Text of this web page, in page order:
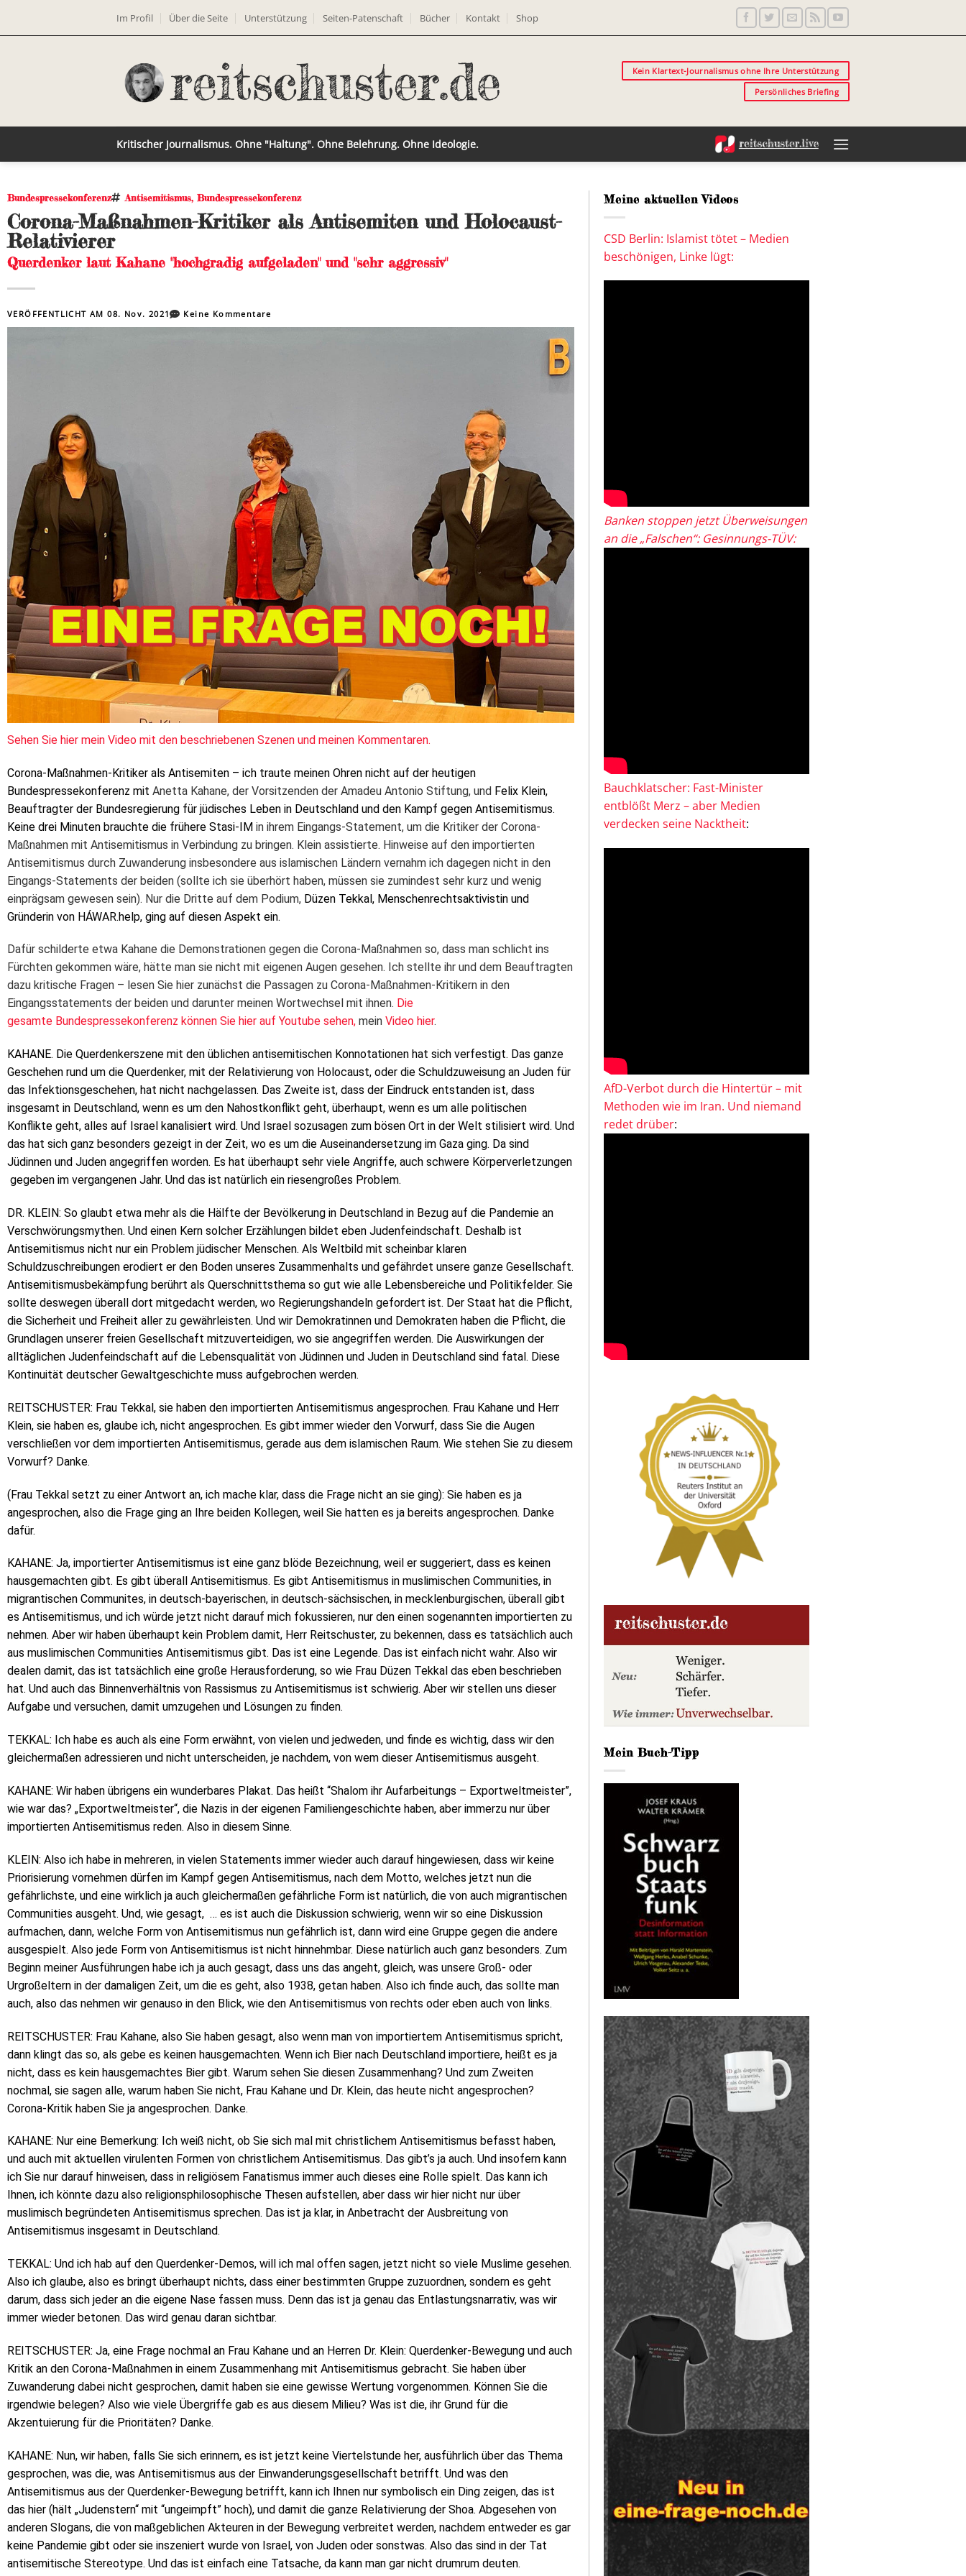
Im Profil Über die Seite Unterstützung Seiten-Patenschaft Bücher Kontakt Shop
Kein Klartext-Journalismus ohne Ihre Unterstützung
Persönliches Briefing
Kritischer Journalismus. Ohne "Haltung". Ohne Belehrung. Ohne Ideologie.
Bundespressekonferenz Antisemitismus, Bundespressekonferenz
Corona-Maßnahmen-Kritiker als Antisemiten und Holocaust-
Relativierer
Querdenker laut Kahane "hochgradig aufgeladen" und "sehr aggressiv"
VERÖFFENTLICHT AM08. Nov. 2021 Keine Kommentare
Sehen Sie hier mein Video mit den beschriebenen Szenen und meinen Kommentaren.
Corona-Maßnahmen-Kritiker als Antisemiten – ich traute meinen Ohren nicht auf der heutigen
Bundespressekonferenz mit Anetta Kahane, der Vorsitzenden der Amadeu Antonio Stiftung, und Felix Klein,
Beauftragter der Bundesregierung für jüdisches Leben in Deutschland und den Kampf gegen Antisemitismus.
Keine drei Minuten brauchte die frühere Stasi-IM in ihrem Eingangs-Statement, um die Kritiker der Corona-
Maßnahmen mit Antisemitismus in Verbindung zu bringen. Klein assistierte. Hinweise auf den importierten
Antisemitismus durch Zuwanderung insbesondere aus islamischen Ländern vernahm ich dagegen nicht in den
Eingangs-Statements der beiden (sollte ich sie überhört haben, müssen sie zumindest sehr kurz und wenig
einprägsam gewesen sein). Nur die Dritte auf dem Podium, Düzen Tekkal, Menschenrechtsaktivistin und
Gründerin von HÁWAR.help, ging auf diesen Aspekt ein.
Dafür schilderte etwa Kahane die Demonstrationen gegen die Corona-Maßnahmen so, dass man schlicht ins
Fürchten gekommen wäre, hätte man sie nicht mit eigenen Augen gesehen. Ich stellte ihr und dem Beauftragten
dazu kritische Fragen – lesen Sie hier zunächst die Passagen zu Corona-Maßnahmen-Kritikern in den
Eingangsstatements der beiden und darunter meinen Wortwechsel mit ihnen. Die
gesamte Bundespressekonferenz können Sie hier auf Youtube sehen, mein Video hier.
KAHANE. Die Querdenkerszene mit den üblichen antisemitischen Konnotationen hat sich verfestigt. Das ganze
Geschehen rund um die Querdenker, mit der Relativierung von Holocaust, oder die Schuldzuweisung an Juden für
das Infektionsgeschehen, hat nicht nachgelassen. Das Zweite ist, dass der Eindruck entstanden ist, dass
insgesamt in Deutschland, wenn es um den Nahostkonflikt geht, überhaupt, wenn es um alle politischen
Konflikte geht, alles auf Israel kanalisiert wird. Und Israel sozusagen zum bösen Ort in der Welt stilisiert wird. Und
das hat sich ganz besonders gezeigt in der Zeit, wo es um die Auseinandersetzung im Gaza ging. Da sind
Jüdinnen und Juden angegriffen worden. Es hat überhaupt sehr viele Angriffe, auch schwere Körperverletzungen
gegeben im vergangenen Jahr. Und das ist natürlich ein riesengroßes Problem.
DR. KLEIN: So glaubt etwa mehr als die Hälfte der Bevölkerung in Deutschland in Bezug auf die Pandemie an
Verschwörungsmythen. Und einen Kern solcher Erzählungen bildet eben Judenfeindschaft. Deshalb ist
Antisemitismus nicht nur ein Problem jüdischer Menschen. Als Weltbild mit scheinbar klaren
Schuldzuschreibungen erodiert er den Boden unseres Zusammenhalts und gefährdet unsere ganze Gesellschaft.
Antisemitismusbekämpfung berührt als Querschnittsthema so gut wie alle Lebensbereiche und Politikfelder. Sie
sollte deswegen überall dort mitgedacht werden, wo Regierungshandeln gefordert ist. Der Staat hat die Pflicht,
die Sicherheit und Freiheit aller zu gewährleisten. Und wir Demokratinnen und Demokraten haben die Pflicht, die
Grundlagen unserer freien Gesellschaft mitzuverteidigen, wo sie angegriffen werden. Die Auswirkungen der
alltäglichen Judenfeindschaft auf die Lebensqualität von Jüdinnen und Juden in Deutschland sind fatal. Diese
Kontinuität deutscher Gewaltgeschichte muss aufgebrochen werden.
REITSCHUSTER: Frau Tekkal, sie haben den importierten Antisemitismus angesprochen. Frau Kahane und Herr
Klein, sie haben es, glaube ich, nicht angesprochen. Es gibt immer wieder den Vorwurf, dass Sie die Augen
verschließen vor dem importierten Antisemitismus, gerade aus dem islamischen Raum. Wie stehen Sie zu diesem
Vorwurf? Danke.
(Frau Tekkal setzt zu einer Antwort an, ich mache klar, dass die Frage nicht an sie ging): Sie haben es ja
angesprochen, also die Frage ging an Ihre beiden Kollegen, weil Sie hatten es ja bereits angesprochen. Danke
dafür.
KAHANE: Ja, importierter Antisemitismus ist eine ganz blöde Bezeichnung, weil er suggeriert, dass es keinen
hausgemachten gibt. Es gibt überall Antisemitismus. Es gibt Antisemitismus in muslimischen Communities, in
migrantischen Communites, in deutsch-bayerischen, in deutsch-sächsischen, in mecklenburgischen, überall gibt
es Antisemitismus, und ich würde jetzt nicht darauf mich fokussieren, nur den einen sogenannten importierten zu
nehmen. Aber wir haben überhaupt kein Problem damit, Herr Reitschuster, zu bekennen, dass es tatsächlich auch
aus muslimischen Communities Antisemitismus gibt. Das ist eine Legende. Das ist einfach nicht wahr. Also wir
dealen damit, das ist tatsächlich eine große Herausforderung, so wie Frau Düzen Tekkal das eben beschrieben
hat. Und auch das Binnenverhältnis von Rassismus zu Antisemitismus ist schwierig. Aber wir stellen uns dieser
Aufgabe und versuchen, damit umzugehen und Lösungen zu finden.
TEKKAL: Ich habe es auch als eine Form erwähnt, von vielen und jedweden, und finde es wichtig, dass wir den
gleichermaßen adressieren und nicht unterscheiden, je nachdem, von wem dieser Antisemitismus ausgeht.
KAHANE: Wir haben übrigens ein wunderbares Plakat. Das heißt “Shalom ihr Aufarbeitungs – Exportweltmeister”,
wie war das? „Exportweltmeister“, die Nazis in der eigenen Familiengeschichte haben, aber immerzu nur über
importierten Antisemitismus reden. Also in diesem Sinne.
KLEIN: Also ich habe in mehreren, in vielen Statements immer wieder auch darauf hingewiesen, dass wir keine
Priorisierung vornehmen dürfen im Kampf gegen Antisemitismus, nach dem Motto, welches jetzt nun die
gefährlichste, und eine wirklich ja auch gleichermaßen gefährliche Form ist natürlich, die von auch migrantischen
Communities ausgeht. Und, wie gesagt, … es ist auch die Diskussion schwierig, wenn wir so eine Diskussion
aufmachen, dann, welche Form von Antisemitismus nun gefährlich ist, dann wird eine Gruppe gegen die andere
ausgespielt. Also jede Form von Antisemitismus ist nicht hinnehmbar. Diese natürlich auch ganz besonders. Zum
Beginn meiner Ausführungen habe ich ja auch gesagt, dass uns das angeht, gleich, was unsere Groß- oder
Urgroßeltern in der damaligen Zeit, um die es geht, also 1938, getan haben. Also ich finde auch, das sollte man
auch, also das nehmen wir genauso in den Blick, wie den Antisemitismus von rechts oder eben auch von links.
REITSCHUSTER: Frau Kahane, also Sie haben gesagt, also wenn man von importiertem Antisemitismus spricht,
dann klingt das so, als gebe es keinen hausgemachten. Wenn ich Bier nach Deutschland importiere, heißt es ja
nicht, dass es kein hausgemachtes Bier gibt. Warum sehen Sie diesen Zusammenhang? Und zum Zweiten
nochmal, sie sagen alle, warum haben Sie nicht, Frau Kahane und Dr. Klein, das heute nicht angesprochen?
Corona-Kritik haben Sie ja angesprochen. Danke.
KAHANE: Nur eine Bemerkung: Ich weiß nicht, ob Sie sich mal mit christlichem Antisemitismus befasst haben,
und auch mit aktuellen virulenten Formen von christlichem Antisemitismus. Das gibt’s ja auch. Und insofern kann
ich Sie nur darauf hinweisen, dass in religiösem Fanatismus immer auch dieses eine Rolle spielt. Das kann ich
Ihnen, ich könnte dazu also religionsphilosophische Thesen aufstellen, aber dass wir hier nicht nur über
muslimisch begründeten Antisemitismus sprechen. Das ist ja klar, in Anbetracht der Ausbreitung von
Antisemitismus insgesamt in Deutschland.
TEKKAL: Und ich hab auf den Querdenker-Demos, will ich mal offen sagen, jetzt nicht so viele Muslime gesehen.
Also ich glaube, also es bringt überhaupt nichts, dass einer bestimmten Gruppe zuzuordnen, sondern es geht
darum, dass sich jeder an die eigene Nase fassen muss. Denn das ist ja genau das Entlastungsnarrativ, was wir
immer wieder betonen. Das wird genau daran sichtbar.
REITSCHUSTER: Ja, eine Frage nochmal an Frau Kahane und an Herren Dr. Klein: Querdenker-Bewegung und auch
Kritik an den Corona-Maßnahmen in einem Zusammenhang mit Antisemitismus gebracht. Sie haben über
Zuwanderung dabei nicht gesprochen, damit haben sie eine gewisse Wertung vorgenommen. Können Sie die
irgendwie belegen? Also wie viele Übergriffe gab es aus diesem Milieu? Was ist die, ihr Grund für die
Akzentuierung für die Prioritäten? Danke.
KAHANE: Nun, wir haben, falls Sie sich erinnern, es ist jetzt keine Viertelstunde her, ausführlich über das Thema
gesprochen, was die, was Antisemitismus aus der Einwanderungsgesellschaft betrifft. Und was den
Antisemitismus aus der Querdenker-Bewegung betrifft, kann ich Ihnen nur symbolisch ein Ding zeigen, das ist
das hier (hält „Judenstern“ mit “ungeimpft” hoch), und damit die ganze Relativierung der Shoa. Abgesehen von
anderen Slogans, die von maßgeblichen Akteuren in der Bewegung verbreitet werden, nachdem entweder es gar
keine Pandemie gibt oder sie inszeniert wurde von Israel, von Juden oder sonstwas. Also das sind in der Tat
antisemitische Stereotype. Und das ist einfach eine Tatsache, da kann man gar nicht drumrum deuten.
Meine aktuellen Videos
CSD Berlin: Islamist tötet – Medien
beschönigen, Linke lügt:
Banken stoppen jetzt Überweisungen
an die „Falschen“: Gesinnungs-TÜV:
Bauchklatscher: Fast-Minister
entblößt Merz – aber Medien
verdecken seine Nacktheit:
AfD-Verbot durch die Hintertür – mit
Methoden wie im Iran. Und niemand
redet drüber:
Mein Buch-Tipp